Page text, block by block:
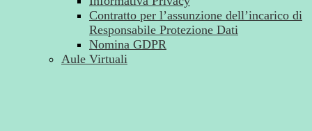
Contratto per l’assunzione dell’incarico di
Responsabile Protezione Dati
Nomina GDPR
Aule Virtuali